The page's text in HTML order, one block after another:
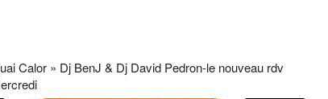
Calor » Dj BenJ & Dj David Pedron-le nouveau rdv